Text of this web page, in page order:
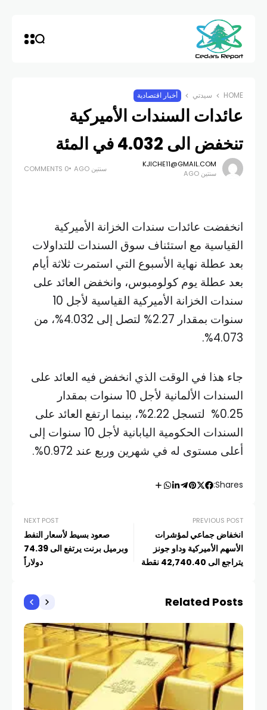
HOME سيدتي أخبار اقتصادية
عائدات السندات الأميركية
تنخفض الى 4.032 في المئة
KJICHE11@GMAIL.COM
سنتين AGO
سنتين AGO 0 COMMENTS
انخفضت عائدات سندات الخزانة الأميركية
القياسية مع استئناف سوق السندات للتداولات
بعد عطلة نهاية الأسبوع التي استمرت ثلاثة أيام
بعد عطلة يوم كولومبوس، وانخفض العائد على
سندات الخزانة الأميركية القياسية لأجل 10
سنوات بمقدار 2.27% لتصل إلى 4.032%، من
4.073%.
جاء هذا في الوقت الذي انخفض فيه العائد على
السندات الألمانية لأجل 10 سنوات بمقدار
0.25% لتسجل 2.22%، بينما ارتفع العائد على
السندات الحكومية اليابانية لأجل 10 سنوات إلى
أعلى مستوى له في شهرين وربع عند 0.972%.
Shares:
PREVIOUS POST
انخفاض جماعي لمؤشرات
الأسهم الأميركية وداو جونز
يتراجع الى 42,740.40 نقطة
NEXT POST
صعود بسيط لأسعار النفط
وبرميل برنت يرتفع الى 74.39
دولاراً
Related Posts